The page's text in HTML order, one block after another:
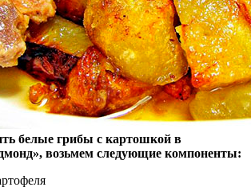
белые грибы с картошкой в
возьмем следующие компоненты: